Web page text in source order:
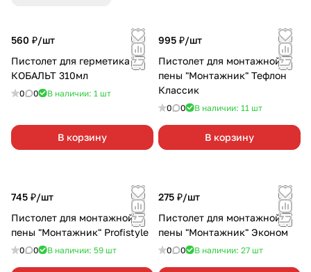
560 ₽/шт
Пистолет для герметика
КОБАЛЬТ 310мл
0 0 В наличии: 1 шт
В корзину
995 ₽/шт
Пистолет для монтажной
пены "Монтажник" Тефлон
Классик
0 0 В наличии: 11 шт
В корзину
745 ₽/шт
Пистолет для монтажной
пены "Монтажник" Profistyle
0 0 В наличии: 59 шт
275 ₽/шт
Пистолет для монтажной
пены "Монтажник" Эконом
0 0 В наличии: 27 шт